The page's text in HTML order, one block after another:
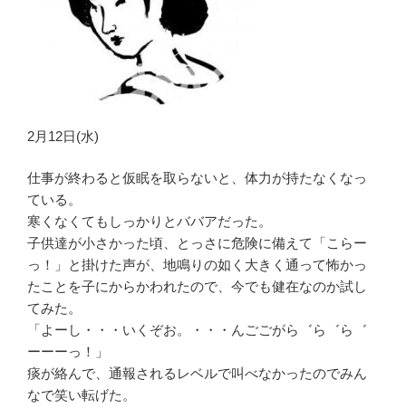
2月12日(水)
仕事が終わると仮眠を取らないと、体力が持たなくなっ
ている。
寒くなくてもしっかりとババアだった。
子供達が小さかった頃、とっさに危険に備えて「こらー
っ！」と掛けた声が、地鳴りの如く大きく通って怖かっ
たことを子にからかわれたので、今でも健在なのか試し
てみた。
「よーし・・・いくぞお。・・・んごごがら゛ら゛ら゛
ーーーっ！」
痰が絡んで、通報されるレベルで叫べなかったのでみん
なで笑い転げた。